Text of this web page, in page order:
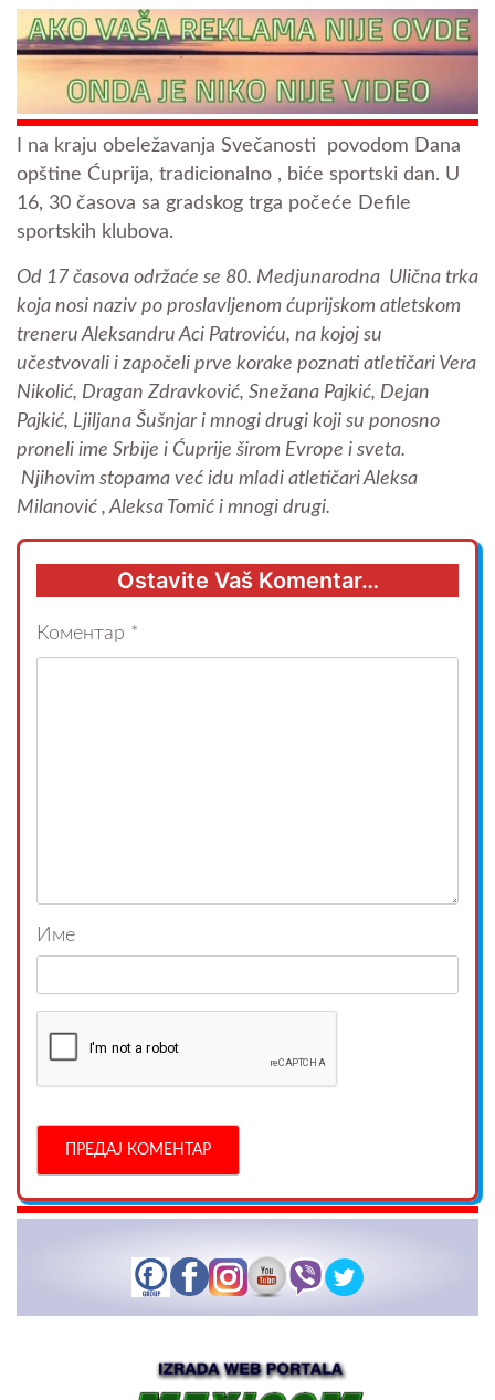
I na kraju obeležavanja Svečanosti povodom Dana
opštine Ćuprija, tradicionalno , biće sportski dan. U
16, 30 časova sa gradskog trga počeće Defile
sportskih klubova.
Od 17 časova održaće se 80. Medjunarodna Ulična trka
koja nosi naziv po proslavljenom ćuprijskom atletskom
treneru Aleksandru Aci Patroviću, na kojoj su
učestvovali i započeli prve korake poznati atletičari Vera
Nikolić, Dragan Zdravković, Snežana Pajkić, Dejan
Pajkić, Ljiljana Šušnjar i mnogi drugi koji su ponosno
proneli ime Srbije i Ćuprije širom Evrope i sveta.
Njihovim stopama već idu mladi atletičari Aleksa
Milanović , Aleksa Tomić i mnogi drugi.
Ostavite Vaš Komentar…
Коментар *
Име